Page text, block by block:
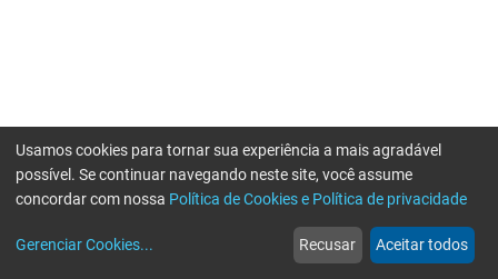
web
Notícias
more_horiz
Mais
Usamos cookies para tornar sua experiência a mais agradável
possível. Se continuar navegando neste site, você assume
concordar com nossa Política de Cookies e Política de privacidade
Gerenciar Cookies... Recusar Aceitar todos
Erro ao enviar informações, por favor tente novamente